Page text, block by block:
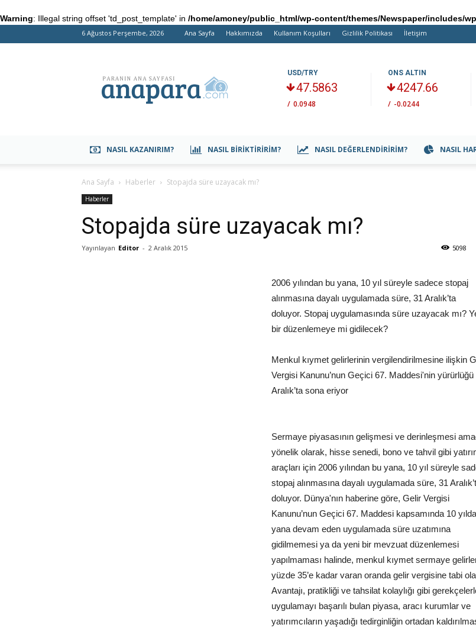
Warning: Illegal string offset 'td_post_template' in /home/amoney/public_html/wp-content/themes/Newspaper/includes/
6 Ağustos Perşembe, 2026 Ana Sayfa Hakkımızda Kullanım Koşulları Gizlilik Politikası İletişim
USD/TRY
47.5863
/ 0.0948
ONS ALTIN
4247.66
/ -0.0244
NASIL KAZANIRIM? NASIL BIRIKTIRIRIM? NASIL DEĞERLENDIRIRIM? NASIL
Ana Sayfa Haberler Stopajda süre uzayacak mı?
Haberler
Stopajda süre uzayacak mı?
Yayınlayan Editor - 2 Aralık 2015 5098
2006 yılından bu yana, 10 yıl süreyle sadece stopaj
alınmasına dayalı uygulamada süre, 31 Aralık’ta
doluyor. Stopaj uygulamasında süre uzayacak mı?
bir düzenlemeye mi gidilecek?
Menkul kıymet gelirlerinin vergilendirilmesine ilişkin
Vergisi Kanunu’nun Geçici 67. Maddesi'nin yürürlüğü
Aralık’ta sona eriyor
Sermaye piyasasının gelişmesi ve derinleşmesi
yönelik olarak, hisse senedi, bono ve tahvil gibi
araçları için 2006 yılından bu yana, 10 yıl süreyle
stopaj alınmasına dayalı uygulamada süre, 31
doluyor. Dünya'nın haberine göre, Gelir Vergisi
Kanunu’nun Geçici 67. Maddesi kapsamında 10
yana devam eden uygulamada süre uzatımına
gidilmemesi ya da yeni bir mevzuat düzenlemesi
yapılmaması halinde, menkul kıymet sermaye
yüzde 35’e kadar varan oranda gelir vergisine tabi
Avantajı, pratikliği ve tahsilat kolaylığı gibi
uygulamayı başarılı bulan piyasa, aracı kurumlar ve
yatırımcıların yaşadığı tedirginliğin ortadan